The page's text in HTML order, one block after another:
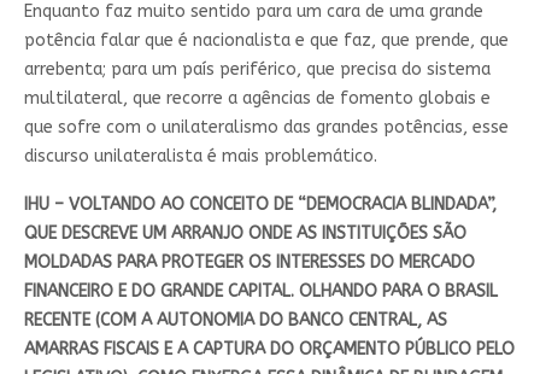
Enquanto faz muito sentido para um cara de uma grande
potência falar que é nacionalista e que faz, que prende, que
arrebenta; para um país periférico, que precisa do sistema
multilateral, que recorre a agências de fomento globais e
que sofre com o unilateralismo das grandes potências, esse
discurso unilateralista é mais problemático.
IHU – VOLTANDO AO CONCEITO DE “DEMOCRACIA BLINDADA”,
QUE DESCREVE UM ARRANJO ONDE AS INSTITUIÇÕES SÃO
MOLDADAS PARA PROTEGER OS INTERESSES DO MERCADO
FINANCEIRO E DO GRANDE CAPITAL. OLHANDO PARA O BRASIL
RECENTE (COM A AUTONOMIA DO BANCO CENTRAL, AS
AMARRAS FISCAIS E A CAPTURA DO ORÇAMENTO PÚBLICO PELO